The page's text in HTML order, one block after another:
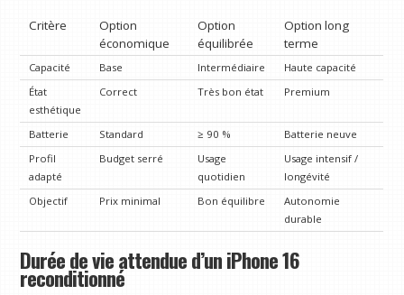
Critère
Option
économique
Option
équilibrée
Option long
terme
Capacité Base Intermédiaire
Haute capacité
État
esthétique
Correct Très bon état Premium
Batterie Standard ≥ 90 %
Batterie neuve
Profil
adapté
Budget serré
Usage
quotidien
Usage intensif /
longévité
Objectif
Prix minimal Bon équilibre
Autonomie
durable
Durée de vie attendue d’un iPhone 16
reconditionné